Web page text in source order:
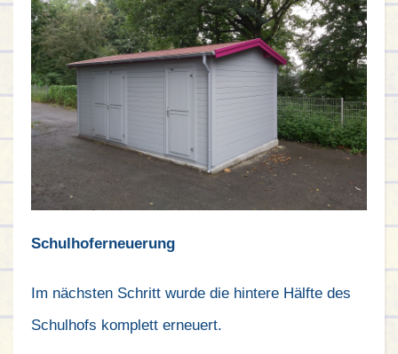
Schulhoferneuerung
Im nächsten Schritt wurde die hintere Hälfte des
Schulhofs komplett erneuert.